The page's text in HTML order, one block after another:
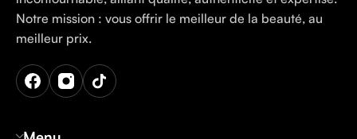
Notre mission : vous offrir le meilleur de la beauté, au
meilleur prix.